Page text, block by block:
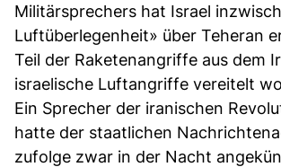
Militärsprechers hat Israel
Luftüberlegenheit» über Teheran
Teil der Raketenangriffe aus dem
israelische Luftangriffe vereitelt
Ein Sprecher der iranischen
hatte der staatlichen
zufolge zwar in der Nacht